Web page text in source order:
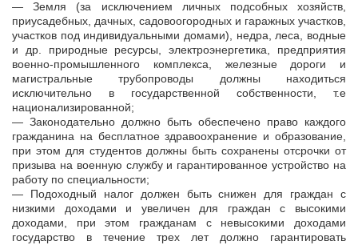
— Земля (за исключением личных подсобных хозяйств,
приусадебных, дачных, садовоогородных и гаражных участков,
участков под индивидуальными домами), недра, леса, водные
и др. природные ресурсы, электроэнергетика, предприятия
военно-промышленного комплекса, железные дороги и
магистральные трубопроводы должны находиться
исключительно в государственной собственности, т.е
национализированной;
— Законодательно должно быть обеспечено право каждого
гражданина на бесплатное здравоохранение и образование,
при этом для студентов должны быть сохранены отсрочки от
призыва на военную службу и гарантированное устройство на
работу по специальности;
— Подоходный налог должен быть снижен для граждан с
низкими доходами и увеличен для граждан с высокими
доходами, при этом гражданам с невысокими доходами
государство в течение трех лет должно гарантировать